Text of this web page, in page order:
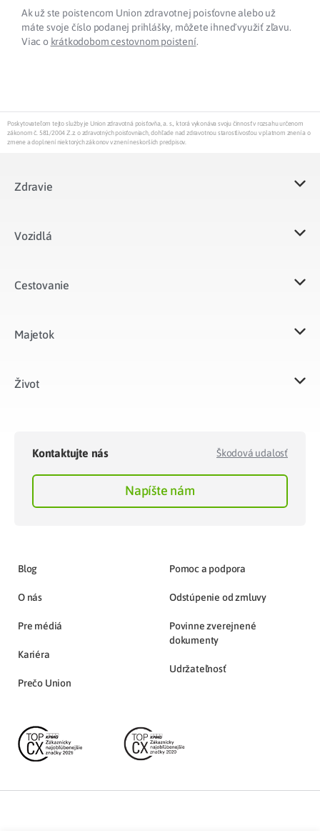
Ak už ste poistencom Union zdravotnej poisťovne alebo už
máte svoje číslo podanej prihlášky, môžete ihneď využiť zľavu.
Viac o krátkodobom cestovnom poistení.
Poskytovateľom tejto služby je Union zdravotná poisťovňa, a. s., ktorá vykonáva svoju činnosť v rozsahu určenom
zákonom č. 581/2004 Z.z. o zdravotných poisťovniach, dohľade nad zdravotnou starostlivosťou v platnom znení a o
zmene a doplnení niektorých zákonov v znení neskorších predpisov.
Zdravie
Vozidlá​
Cestovanie
Majetok​
Život​
Kontaktujte nás Škodová udalosť
Napíšte nám
Blog
O nás
Pre médiá
Kariéra
Prečo Union
Pomoc a podpora
Odstúpenie od zmluvy
Povinne zverejnené
dokumenty
Udržateľnosť